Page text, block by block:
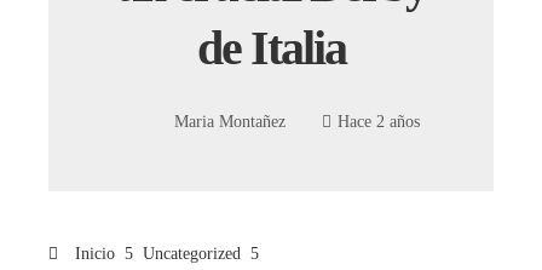
de Italia
Maria Montañez Hace 2 años
Inicio
Uncategorized